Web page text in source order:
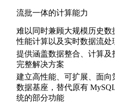
流批一体的计算能力
难以同时兼顾大规模历史数
性能计算以及实时数据流处
提供涵盖数据整合、计算及
完整解决方案
建立高性能、可扩展、面向
数据基座，替代原有
统的部分功能